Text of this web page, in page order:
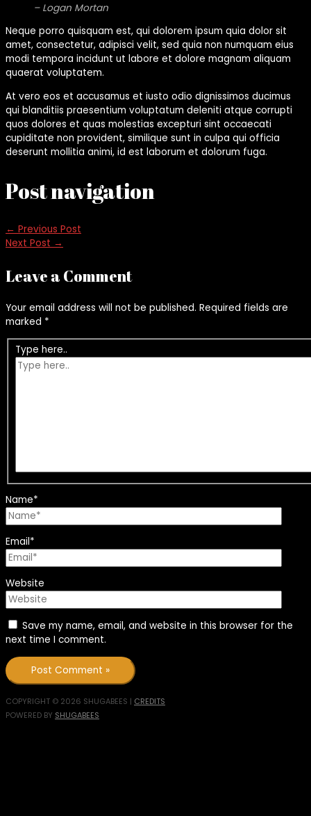
– Logan Mortan
Neque porro quisquam est, qui dolorem ipsum quia dolor sit
amet, consectetur, adipisci velit, sed quia non numquam eius
modi tempora incidunt ut labore et dolore magnam aliquam
quaerat voluptatem.
At vero eos et accusamus et iusto odio dignissimos ducimus
qui blanditiis praesentium voluptatum deleniti atque corrupti
quos dolores et quas molestias excepturi sint occaecati
cupiditate non provident, similique sunt in culpa qui officia
deserunt mollitia animi, id est laborum et dolorum fuga.
Post navigation
← Previous Post
Next Post →
Leave a Comment
Your email address will not be published. Required fields are
marked *
Type here..
Name*
Email*
Website
Save my name, email, and website in this browser for the
next time I comment.
COPYRIGHT © 2026 SHUGABEES | CREDITS
POWERED BY SHUGABEES